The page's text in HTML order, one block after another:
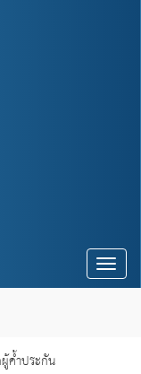
Toggle
ค้ำประกัน